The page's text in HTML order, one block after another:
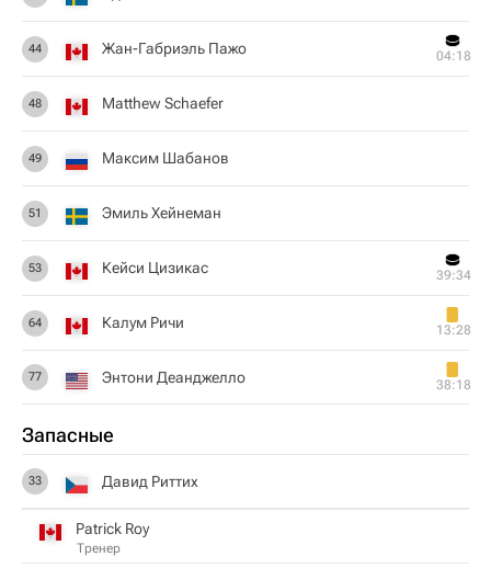
44 Жан-Габриэль Пажо 04:18
48 Matthew Schaefer
49 Максим Шабанов
51 Эмиль Хейнеман
53 Кейси Цизикас 39:34
64 Калум Ричи 13:28
77 Энтони Деанджелло 38:18
Запасные
33 Давид Риттих
Patrick Roy
Тренер